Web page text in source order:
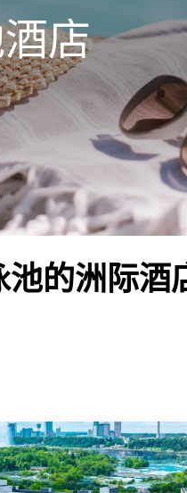
店
的洲际酒